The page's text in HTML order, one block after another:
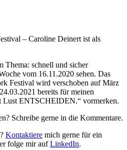
– Caroline Deinert ist als
Thema: schnell und sicher
vom 16.11.2020 sehen. Das
Festival wird verschoben auf März
bereits für meinen
ENTSCHEIDEN.“ vormerken.
Schreibe gerne in die Kommentare.
Kontaktiere mich gerne für ein
folge mir aufLinkedIn.